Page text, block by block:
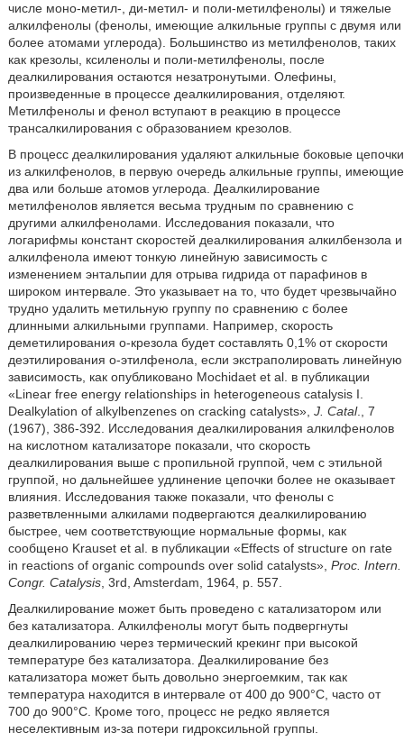
числе моно-метил-, ди-метил- и поли-метилфенолы) и тяжелые
алкилфенолы (фенолы, имеющие алкильные группы с двумя или
более атомами углерода). Большинство из метилфенолов, таких
как крезолы, ксиленолы и поли-метилфенолы, после
деалкилирования остаются незатронутыми. Олефины,
произведенные в процессе деалкилирования, отделяют.
Метилфенолы и фенол вступают в реакцию в процессе
трансалкилирования с образованием крезолов.
В процесс деалкилирования удаляют алкильные боковые цепочки
из алкилфенолов, в первую очередь алкильные группы, имеющие
два или больше атомов углерода. Деалкилирование
метилфенолов является весьма трудным по сравнению с
другими алкилфенолами. Исследования показали, что
логарифмы констант скоростей деалкилирования алкилбензола и
алкилфенола имеют тонкую линейную зависимость с
изменением энтальпии для отрыва гидрида от парафинов в
широком интервале. Это указывает на то, что будет чрезвычайно
трудно удалить метильную группу по сравнению с более
длинными алкильными группами. Например, скорость
деметилирования o-крезола будет составлять 0,1% от скорости
деэтилирования o-этилфенола, если экстраполировать линейную
зависимость, как опубликовано Mochidaet еt al. в публикации
«Linear free energy relationships in heterogeneous catalysis I.
Dealkylation of alkylbenzenes on cracking catalysts», J. Catal., 7
(1967), 386-392. Исследования деалкилирования алкилфенолов
на кислотном катализаторе показали, что скорость
деалкилирования выше с пропильной группой, чем с этильной
группой, но дальнейшее удлинение цепочки более не оказывает
влияния. Исследования также показали, что фенолы с
разветвленными алкилами подвергаются деалкилированию
быстрее, чем соответствующие нормальные формы, как
сообщено Krauset et al. в публикации «Effects of structure on rate
in reactions of organic compounds over solid catalysts», Proc. Intern.
Congr. Catalysis, 3rd, Amsterdam, 1964, p. 557.
Деалкилирование может быть проведено с катализатором или
без катализатора. Алкилфенолы могут быть подвергнуты
деалкилированию через термический крекинг при высокой
температуре без катализатора. Деалкилирование без
катализатора может быть довольно энергоемким, так как
температура находится в интервале от 400 до 900°C, часто от
700 до 900°C. Кроме того, процесс не редко является
неселективным из-за потери гидроксильной группы.